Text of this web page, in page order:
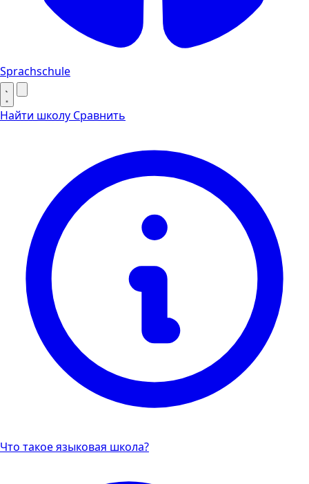
Sprachschule
Найти школу Сравнить
Что такое языковая школа?